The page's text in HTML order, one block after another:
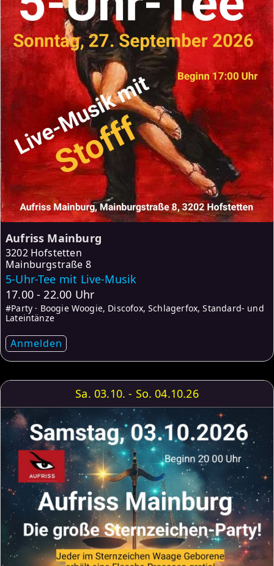
Aufriss Mainburg
3202 Hofstetten
Mainburgstraße 8
5-Uhr-Tee mit Live-Musik
17.00 - 22.00 Uhr
#Party · Boogie Woogie, Discofox, Schlagerfox, Standard- und
Lateintänze
Anmelden
Sa. 03.10. - So. 04.10.26